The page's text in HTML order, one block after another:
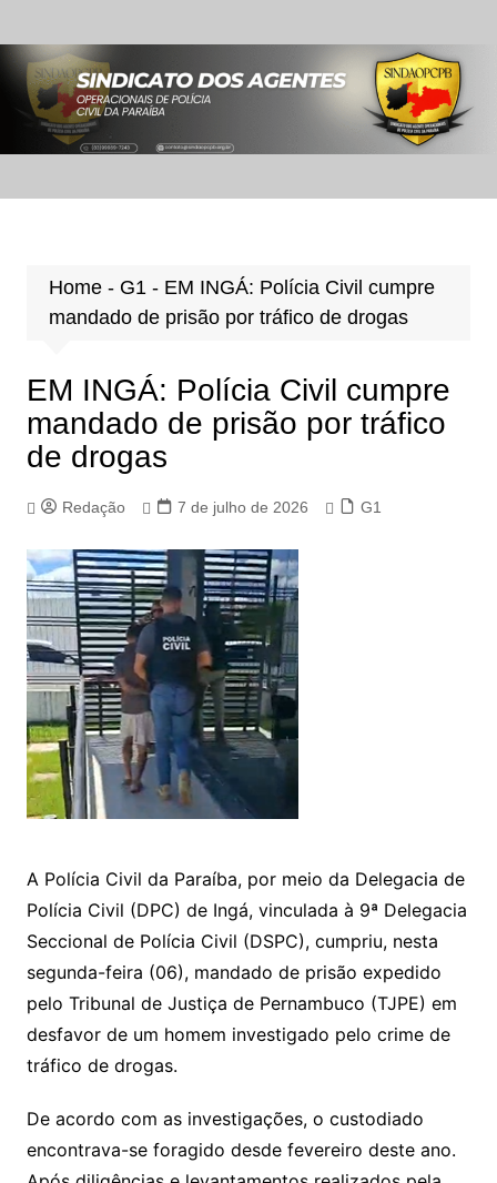
para
conteúdo
Home- G1 - EM INGÁ: Polícia Civil cumpre
mandado de prisão por tráfico de drogas
EM INGÁ: Polícia Civil cumpre
mandado de prisão por tráfico
de drogas
Redação 7 de julho de 2026 G1
A Polícia Civil da Paraíba, por meio da Delegacia de
Polícia Civil (DPC) de Ingá, vinculada à 9ª Delegacia
Seccional de Polícia Civil (DSPC), cumpriu, nesta
segunda-feira (06), mandado de prisão expedido
pelo Tribunal de Justiça de Pernambuco (TJPE) em
desfavor de um homem investigado pelo crime de
tráfico de drogas.
De acordo com as investigações, o custodiado
encontrava-se foragido desde fevereiro deste ano.